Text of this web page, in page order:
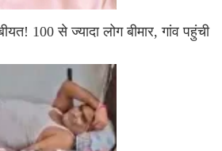
100 से ज्यादा लोग बीमार, गांव पहुंची